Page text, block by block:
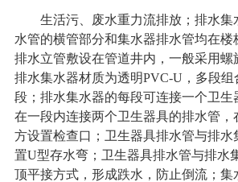
生活污、废水重力流排放；排水集
水管的横管部分和集水器排水管均在楼
排水立管敷设在管道井内，一般采用螺
排水集水器材质为透明PVC-U，多段
段；排水集水器的每段可连接一个卫生
在一段内连接两个卫生器具的排水管，
方设置检查口；卫生器具排水管与排水
置U型存水弯；卫生器具排水管与排水
顶平接方式，形成跌水，防止倒流；集